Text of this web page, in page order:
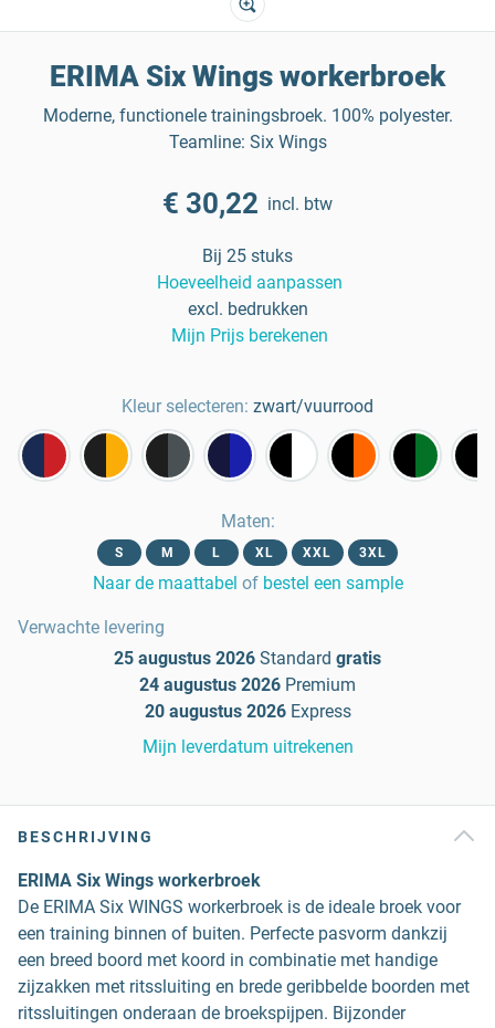
ERIMA Six Wings workerbroek
Moderne, functionele trainingsbroek. 100% polyester.
Teamline: Six Wings
€ 30,22 incl. btw
Bij 25 stuks
Hoeveelheid aanpassen
excl. bedrukken
Mijn Prijs berekenen
Kleur selecteren: zwart/vuurrood
Maten:
S M L XL XXL 3XL
Naar de maattabel of bestel een sample
Verwachte levering
25 augustus 2026 Standard gratis
24 augustus 2026 Premium
20 augustus 2026 Express
Mijn leverdatum uitrekenen
BESCHRIJVING
ERIMA Six Wings workerbroek
De ERIMA Six WINGS workerbroek is de ideale broek voor
een training binnen of buiten. Perfecte pasvorm dankzij
een breed boord met koord in combinatie met handige
zijzakken met ritssluiting en brede geribbelde boorden met
ritssluitingen onderaan de broekspijpen. Bijzonder